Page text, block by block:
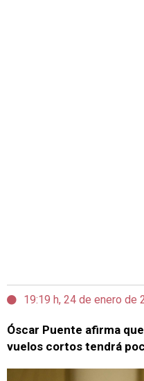
19:19 h, 24 de enero de
Óscar Puente afirma
vuelos cortos tendrá